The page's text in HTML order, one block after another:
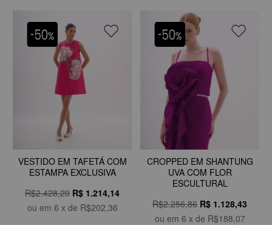
VESTIDO EM TAFETÁ COM
ESTAMPA EXCLUSIVA
R$2.428,29 R$ 1.214,14
ou em 6 x de R$202,36
CROPPED EM SHANTUNG
UVA COM FLOR
ESCULTURAL
R$2.256,86 R$ 1.128,43
ou em 6 x de R$188,07